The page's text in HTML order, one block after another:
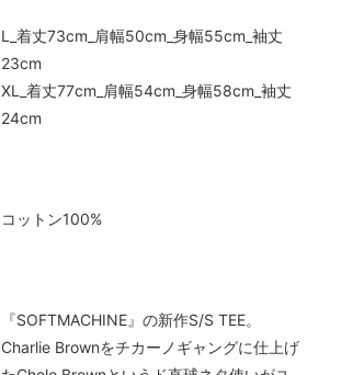
L_着丈73cm_肩幅50cm_身幅55cm_袖丈
23cm
XL_着丈77cm_肩幅54cm_身幅58cm_袖丈
24cm
コットン100%
『SOFTMACHINE』の新作S/S TEE。
Charlie Brownをチカーノギャングに仕上げ